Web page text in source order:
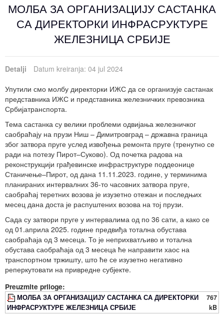
МОЛБА ЗА ОРГАНИЗАЦИЈУ САСТАНКА
СА ДИРЕКТОРКИ ИНФРАСРУКТУРЕ
ЖЕЛЕЗНИЦА СРБИЈЕ
Detalji
Datum kreiranja: 04 jul 2024
Упутили смо молбу директорки ИЖС да се организује састанак
представника ИЖС и представника железничких превозника
Србијатранспорта.
Тема састанка су велики проблеми одвијања железничког
саобраћају на прузи Ниш – Димитровград – државна граница
због затвора пруге услед извођења ремонта пруге (тренутно се
ради на потезу Пирот–Суково). Од почетка радова на
реконструкцији грађевинске инфраструктуре поддеонице
Станичење–Пирот, од дана 11.11.2023. године, у терминима
планираних интервалних 36-то часовних затвора пруге,
саобраћај теретних возова је изузетно отежан и последњих
месец дана доста је распуштених возова на тој прузи.
Сада су затвори пруге у интервалима од по 36 сати, а како се
од 01.априла 2025. године предвиђа тотална обустава
саобраћаја од 3 месеца. То је неприхватљиво и тотална
обустава саобраћаја од 3 месеца ће направити хаос на
транспортном тржишту, што ће се изузетно негативно
реперкутовати на привредне субјекте.
Preuzmite priloge:
МОЛБА ЗА ОРГАНИЗАЦИЈУ САСТАНКА СА ДИРЕКТОРКИ
ИНФРАСРУКТУРЕ ЖЕЛЕЗНИЦА СРБИЈЕ
767
kB